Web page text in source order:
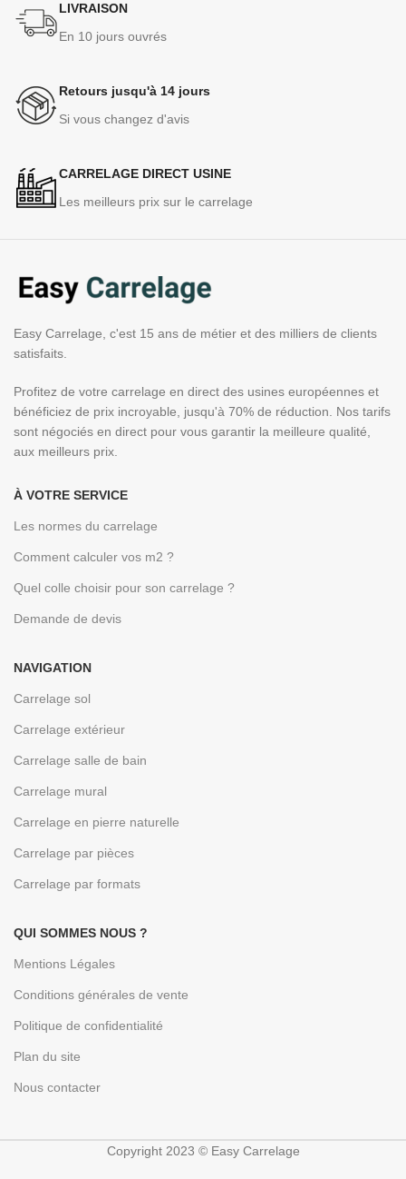
LIVRAISON
En 10 jours ouvrés
Retours jusqu'à 14 jours
Si vous changez d'avis
CARRELAGE DIRECT USINE
Les meilleurs prix sur le carrelage
Easy Carrelage, c'est 15 ans de métier et des milliers de clients
satisfaits.
Profitez de votre carrelage en direct des usines européennes et
bénéficiez de prix incroyable, jusqu'à 70% de réduction. Nos tarifs
sont négociés en direct pour vous garantir la meilleure qualité,
aux meilleurs prix.
À VOTRE SERVICE
Les normes du carrelage
Comment calculer vos m2 ?
Quel colle choisir pour son carrelage ?
Demande de devis
NAVIGATION
Carrelage sol
Carrelage extérieur
Carrelage salle de bain
Carrelage mural
Carrelage en pierre naturelle
Carrelage par pièces
Carrelage par formats
QUI SOMMES NOUS ?
Mentions Légales
Conditions générales de vente
Politique de confidentialité
Plan du site
Nous contacter
Copyright 2023 © Easy Carrelage